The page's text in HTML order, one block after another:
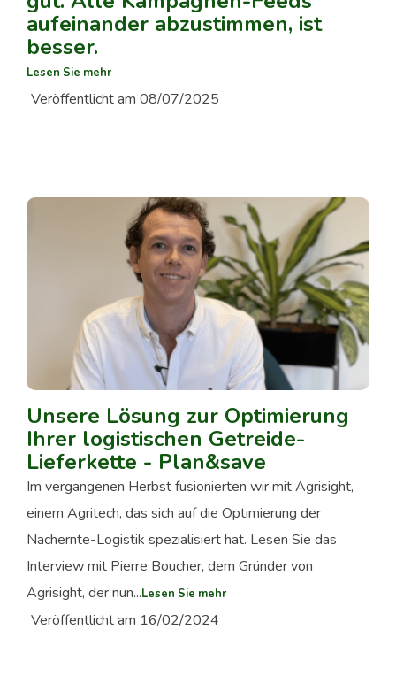
aufeinander abzustimmen, ist
besser.
Lesen Sie mehr
Veröffentlicht am 08/07/2025
Unsere Lösung zur Optimierung
Ihrer logistischen Getreide-
Lieferkette - Plan&save
Im vergangenen Herbst fusionierten wir mit Agrisight,
einem Agritech, das sich auf die Optimierung der
Nachernte-Logistik spezialisiert hat. Lesen Sie das
Interview mit Pierre Boucher, dem Gründer von
Agrisight, der nun...Lesen Sie mehr
Veröffentlicht am 16/02/2024